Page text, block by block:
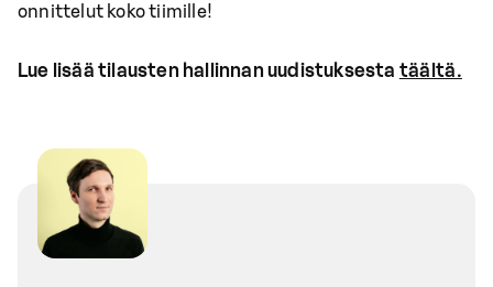
onnittelut koko tiimille!
Lue lisää tilausten hallinnan uudistuksesta täältä.